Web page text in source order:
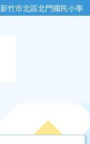
新竹市北區北門國民小學